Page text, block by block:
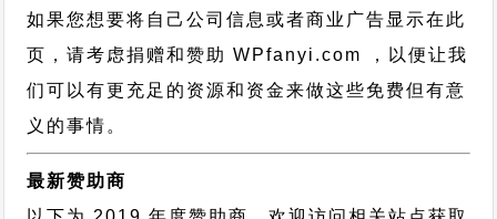
如果您想要将自己公司信息或者商业广告显示在此
页，请考虑捐赠和赞助 WPfanyi.com ，以便让我
们可以有更充足的资源和资金来做这些免费但有意
义的事情。
最新赞助商